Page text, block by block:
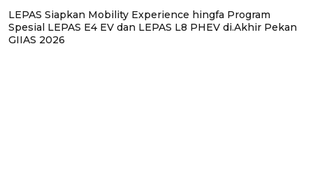
LEPAS Siapkan Mobility Experience hingfa Program
Spesial LEPAS E4 EV dan LEPAS L8 PHEV di.Akhir Pekan
GIIAS 2026